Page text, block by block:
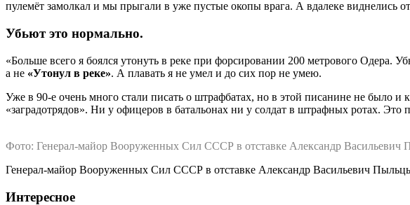
пулемёт замолкал и мы прыгали в уже пустые окопы врага. А вдалеке виднелись
Убьют это нормально.
«Больше всего я боялся утонуть в реке при форсировании 200 метрового Одера.
а не «Утонул в реке». А плавать я не умел и до сих пор не умею.
Уже в 90-е очень много стали писать о штрафбатах, но в этой писанине не
«заградотрядов». Ни у офицеров в батальонах ни у солдат в штрафных ротах.
Фото: Генерал-майор Вооруженных Сил СССР в отставке Александр Васильевич
Генерал-майор Вооруженных Сил СССР в отставке Александр Васильевич
Интересное